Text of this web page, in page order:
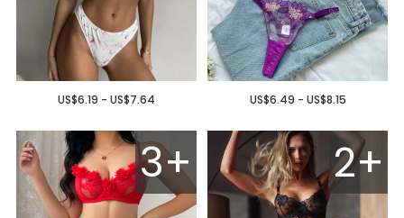
US$6.49 - US$8.15
US$6.19 - US$7.64
2+
3+